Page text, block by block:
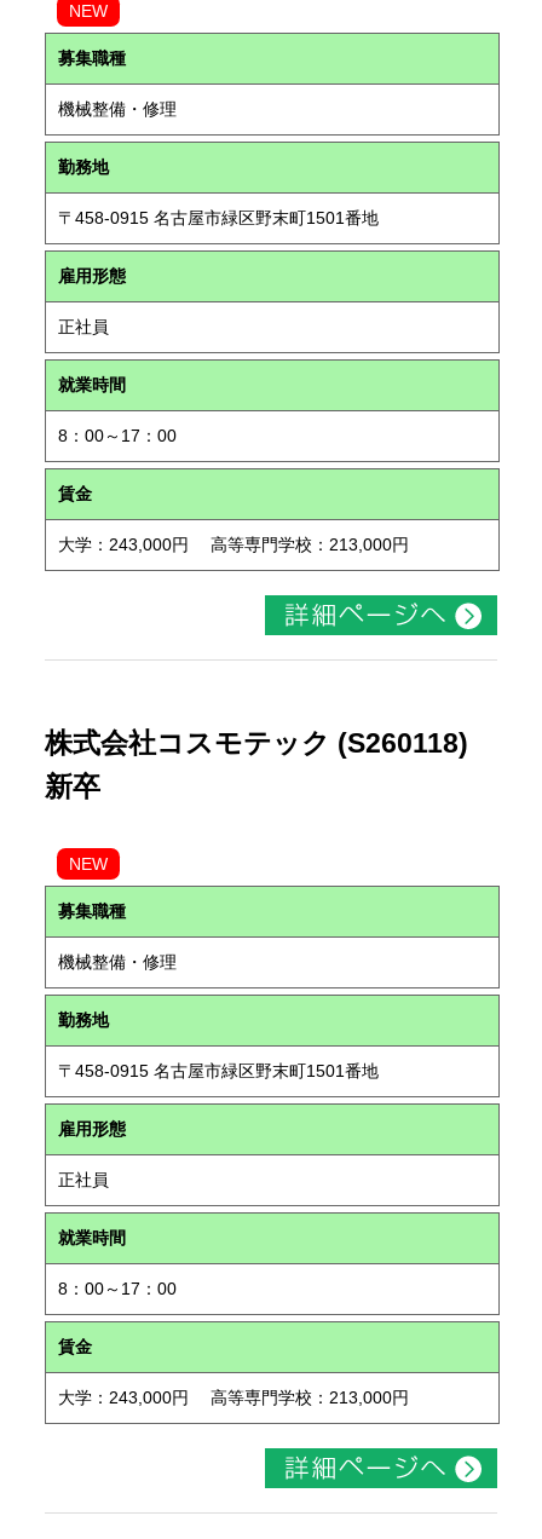
NEW
募集職種
機械整備・修理
勤務地
〒458-0915 名古屋市緑区野末町1501番地
雇用形態
正社員
就業時間
8：00～17：00
賃金
大学：243,000円 高等専門学校：213,000円
株式会社コスモテック (S260118)
新卒
NEW
募集職種
機械整備・修理
勤務地
〒458-0915 名古屋市緑区野末町1501番地
雇用形態
正社員
就業時間
8：00～17：00
賃金
大学：243,000円 高等専門学校：213,000円